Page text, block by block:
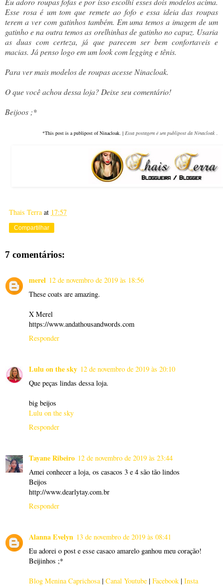
Esse rosa é um tom que remete ao fofo e essa ideia das roupas
terem a ver com gatinhos também. Em uma temos a imagem de um
gatinho e na outra temos as orelhinhas de gatinho no capuz. Usaria
as duas com certeza, já que parecem ser bem confortaveis e
macias. Já penso logo em um look com legging e tênis.
Para ver mais modelos de roupas acesse Ninacloak.
O que você achou dessa loja? Deixe seu comentário!
Beijoos ;*
*This post is a publipost of Ninacloak. | Essa postagem é um publipost da Ninacloak .
Thais Terra at 17:57
Compartilhar
7 comentários:
merel 12 de novembro de 2019 às 18:56
These coats are amazing.
X Merel
https://www.andathousandwords.com
Responder
Lulu on the sky 12 de novembro de 2019 às 20:10
Que peças lindas dessa loja.
big beijos
Lulu on the sky
Responder
Tayane Ribeiro 12 de novembro de 2019 às 23:44
Amei conhecer a loja, os casacos 3 e 4 são tão lindos
Beijos
http://www.dearlytay.com.br
Responder
Alanna Evelyn 13 de novembro de 2019 às 08:41
Eu adorei o post e esse casaco amarelo ganhou meu coração!
Beijinhos ;*
Blog Menina Caprichosa | Canal Youtube | Facebook | Insta